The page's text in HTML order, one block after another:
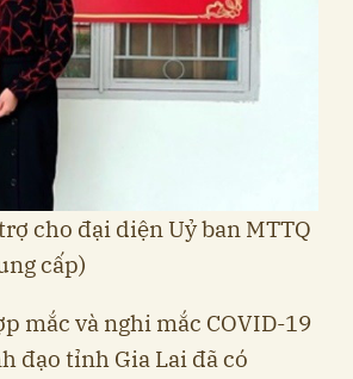
cho đại diện Uỷ ban MTTQ
cấp)
mắc và nghi mắc COVID-19
đạo tỉnh Gia Lai đã có